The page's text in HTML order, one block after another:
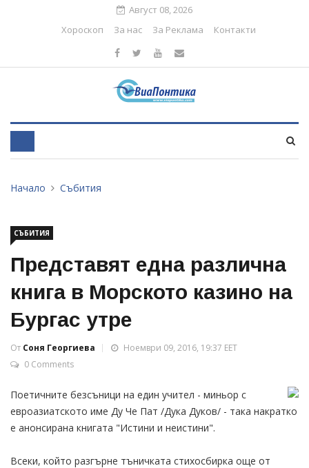
Август 08, 2026
Хороскоп
За нас За Реклама Контакти
Начало Събития
СЪБИТИЯ
Представят една различна
книга в Морското казино на
Бургас утре
От Соня Георгиева
Ноември 09, 2016, 19:37 EET
0 Comments
Поетичните безсъници на един учител - миньор с
евроазиатското име Ду Че Пат /Дука Дуков/ - така накратко
е анонсирана книгата "Истини и неистини".
Всеки, който разгърне тъничката стихосбирка още от